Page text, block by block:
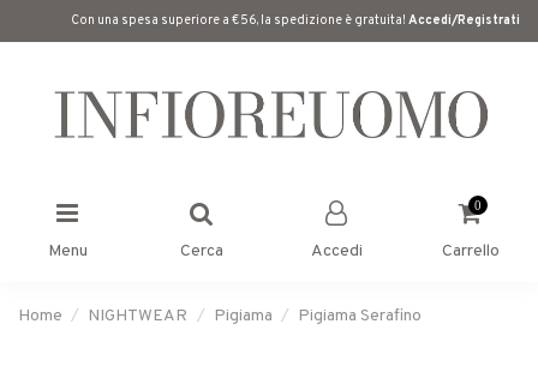
Con una spesa superiore a €56, la spedizione è gratuita! Accedi/Registrati
Menu Cerca Accedi
0
Carrello
Home NIGHTWEAR Pigiama Pigiama Serafino